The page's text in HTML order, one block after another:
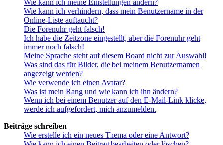
Wie kann ich meine Einstellungen ändern?
Wie kann ich verhindern, dass mein Benutzername in der
Online-Liste auftaucht?
Die Forenuhr geht falsch!
Ich habe die Zeitzone eingestellt, aber die Forenuhr geht
immer noch falsch!
Meine Sprache steht auf diesem Board nicht zur Auswahl!
Was sind das für Bilder, die bei meinem Benutzernamen
angezeigt werden?
Wie verwende ich einen Avatar?
Was ist mein Rang und wie kann ich ihn ändern?
Wenn ich bei einem Benutzer auf den E-Mail-Link klicke,
werde ich aufgefordert, mich anzumelden.
Beiträge schreiben
Wie erstelle ich ein neues Thema oder eine Antwort?